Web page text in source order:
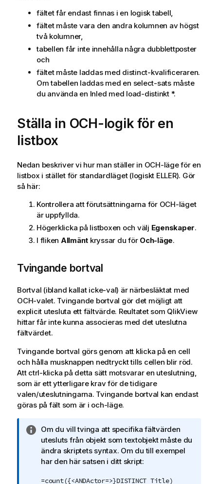
fältet får endast finnas i en logisk tabell,
fältet måste vara den andra kolumnen av högst
två kolumner,
tabellen får inte innehålla några dubblettposter
och
fältet måste laddas med distinct-kvalificeraren.
Om tabellen laddas med en select-sats måste
du använda en Inled med load-distinkt *.
Ställa in OCH-logik för en
listbox
Nedan beskriver vi hur man ställer in OCH-läge för en
listbox i stället för standardläget (logiskt ELLER). Gör
så här:
Kontrollera att förutsättningarna för OCH-läget
är uppfyllda.
Högerklicka på listboxen och välj Egenskaper.
I fliken Allmänt kryssar du för Och-läge.
Tvingande bortval
Bortval (ibland kallat icke-val) är närbesläktat med
OCH-valet. Tvingande bortval gör det möjligt att
explicit utesluta ett fältvärde. Reultatet som QlikView
hittar får inte kunna associeras med det uteslutna
fältvärdet.
Tvingande bortval görs genom att klicka på en cell
och hålla musknappen nedtryckt tills cellen blir röd.
Att ctrl-klicka på detta sätt motsvarar en uteslutning,
som är ett ytterligare krav för de tidigare
valen/uteslutningarna. Tvingande bortval kan endast
göras på fält som är i och-läge.
A
n
t
e
Om du vill tvinga att specifika fältvärden
utesluts från objekt som textobjekt måste du
ändra skriptets syntax. Om du till exempel
har den här satsen i ditt skript:
=count({<ANDActor=>}DISTINCT Title)